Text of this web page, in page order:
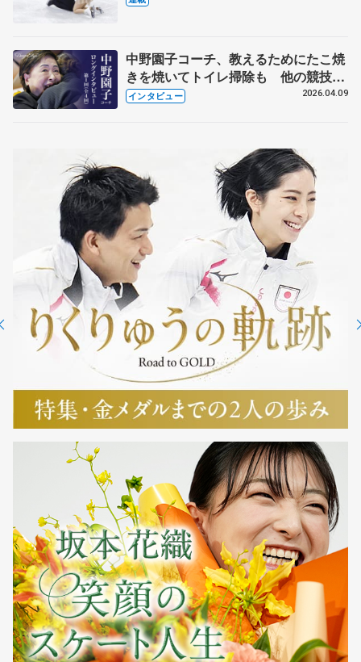
中野園子コーチ、教えるためにたこ焼
きを焼いてトイレ掃除も 他の競技に
も通用するという坂本花織の筋肉
インタビュー 2026.04.09